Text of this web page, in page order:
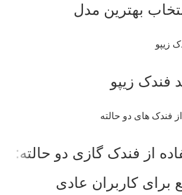
بهترین مدل
فندک زیپو
از فندک گازی دو حالته:
برای کاربران عادی